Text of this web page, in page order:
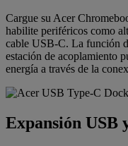
Cargue su Acer
habilite periféricos como
cable USB-C. La función
estación de acoplamiento
energía a través de la
Expansión USB